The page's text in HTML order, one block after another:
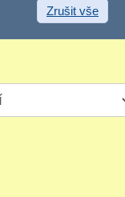
Zrušit vše